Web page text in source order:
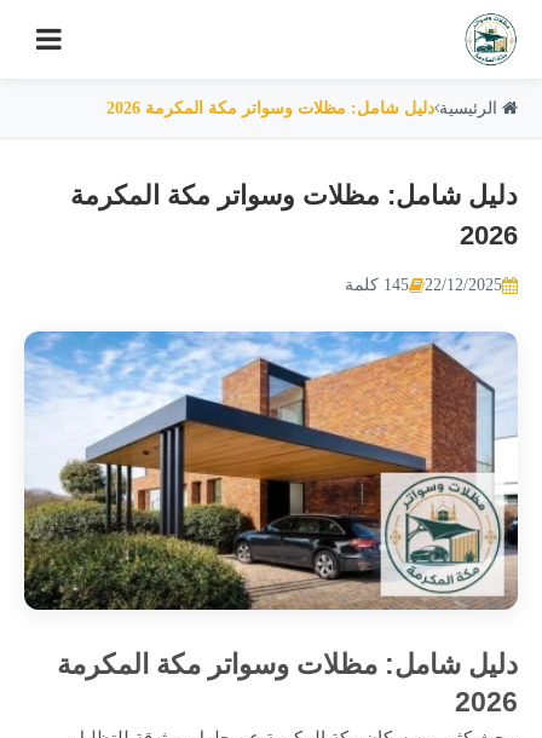
الرئيسية دليل شامل: مظلات وسواتر مكة المكرمة 2026
دليل شامل: مظلات وسواتر مكة المكرمة
2026
22/12/2025 145 كلمة
دليل شامل: مظلات وسواتر مكة المكرمة
2026